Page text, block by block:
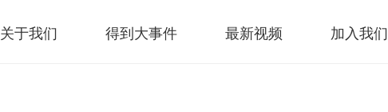
关于我们 得到大事件 最新视频 加入我们